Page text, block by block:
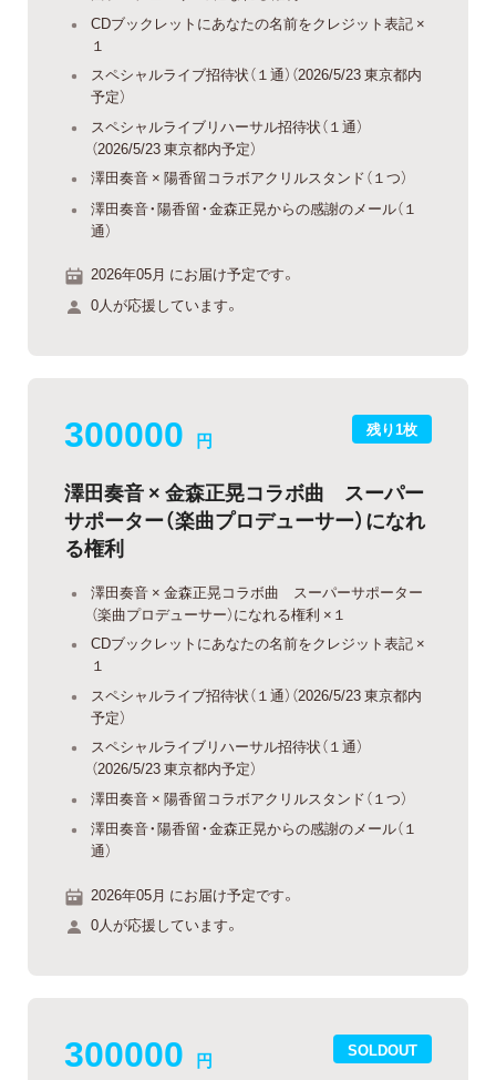
CDブックレットにあなたの名前をクレジット表記 ×
１
スペシャルライブ招待状（１通）（2026/5/23 東京都内
予定）
スペシャルライブリハーサル招待状（１通）
（2026/5/23 東京都内予定）
澤田奏音 × 陽香留コラボアクリルスタンド（１つ）
澤田奏音・陽香留・金森正晃からの感謝のメール（１
通）
2026年05月 にお届け予定です。
0人が応援しています。
残り1枚
300000 円
澤田奏音 × 金森正晃コラボ曲 スーパー
サポーター（楽曲プロデューサー）になれ
る権利
澤田奏音 × 金森正晃コラボ曲 スーパーサポーター
（楽曲プロデューサー）になれる権利 ×１
CDブックレットにあなたの名前をクレジット表記 ×
１
スペシャルライブ招待状（１通）（2026/5/23 東京都内
予定）
スペシャルライブリハーサル招待状（１通）
（2026/5/23 東京都内予定）
澤田奏音 × 陽香留コラボアクリルスタンド（１つ）
澤田奏音・陽香留・金森正晃からの感謝のメール（１
通）
2026年05月 にお届け予定です。
0人が応援しています。
SOLDOUT
300000 円